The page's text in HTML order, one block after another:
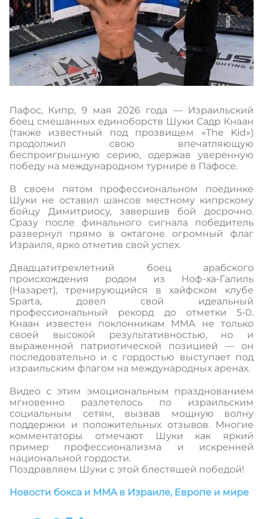
Пафос, Кипр, 9 мая 2026 года — Израильский
боец смешанных единоборств Шуки Садр Кнаан
(также известный под прозвищем «The Kid»)
продолжил свою впечатляющую
беспроигрышную серию, одержав уверенную
победу на международном турнире в Пафосе.
В своем пятом профессиональном поединке
Шуки не оставил шансов местному кипрскому
бойцу Димитриосу, завершив бой досрочно.
Сразу после финального сигнала победитель
развернул прямо в октагоне огромный флаг
Израиля, ярко отметив свой успех.
Двадцатитрехлетний боец арабского
происхождения родом из Ноф-ха-Галиль
(Назарет), тренирующийся в хайфском клубе
Sparta, довел свой идеальный
профессиональный рекорд до отметки 5-0.
Кнаан известен поклонникам ММА не только
своей высокой результативностью, но и
выраженной патриотической позицией — он
последовательно и с гордостью выступает под
израильским флагом на международных аренах.
Видео с этим эмоциональным празднованием
мгновенно разлетелось по израильским
социальным сетям, вызвав мощную волну
поддержки и положительных отзывов. Многие
комментаторы отмечают Шуки как яркий
пример профессионализма и искренней
национальной гордости.
Поздравляем Шуки с этой блестящей победой!
Новости бокса и MMA в Израиле, Европе и мире